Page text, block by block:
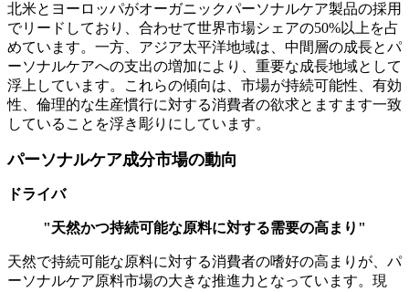
北米とヨーロッパがオーガニックパーソナルケア製品の採用
でリードしており、合わせて世界市場シェアの50%以上を占
めています。一方、アジア太平洋地域は、中間層の成長とパ
ーソナルケアへの支出の増加により、重要な成長地域として
浮上しています。これらの傾向は、市場が持続可能性、有効
性、倫理的な生産慣行に対する消費者の欲求とますます一致
していることを浮き彫りにしています。
パーソナルケア成分市場の動向
ドライバ
"天然かつ持続可能な原料に対する需要の高まり"
天然で持続可能な原料に対する消費者の嗜好の高まりが、パ
ーソナルケア原料市場の大きな推進力となっています。現